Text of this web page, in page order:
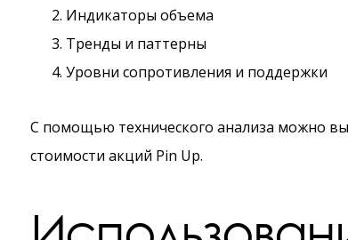
Индикаторы объема
Тренды и паттерны
Уровни сопротивления и поддержки
С помощью технического анализа можно
стоимости акций Pin Up.